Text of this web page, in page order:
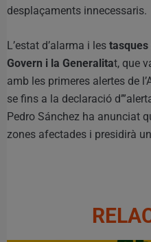
desplaçaments innecessaris.
L’estat d’alarma i les
Govern i la Generalitat, que
amb les primeres alertes de
se fins a la declaració
Pedro Sánchez ha anunciat
zones afectades i presidirà